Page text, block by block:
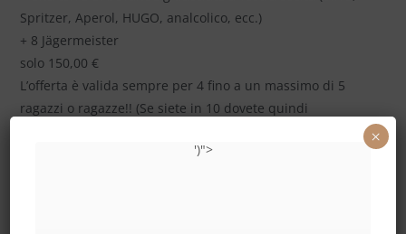
Spritzer, Aperol, HUGO, analcolico, ecc.)
+ 8 Jägermeister
solo 150,00 €
L’offerta è valida sempre per 4 fino a un massimo di 5
ragazzi o ragazze!! (Se siete in 10 dovete quindi
Chiediamo la vostra comprensione per il fatto che per
')">
×